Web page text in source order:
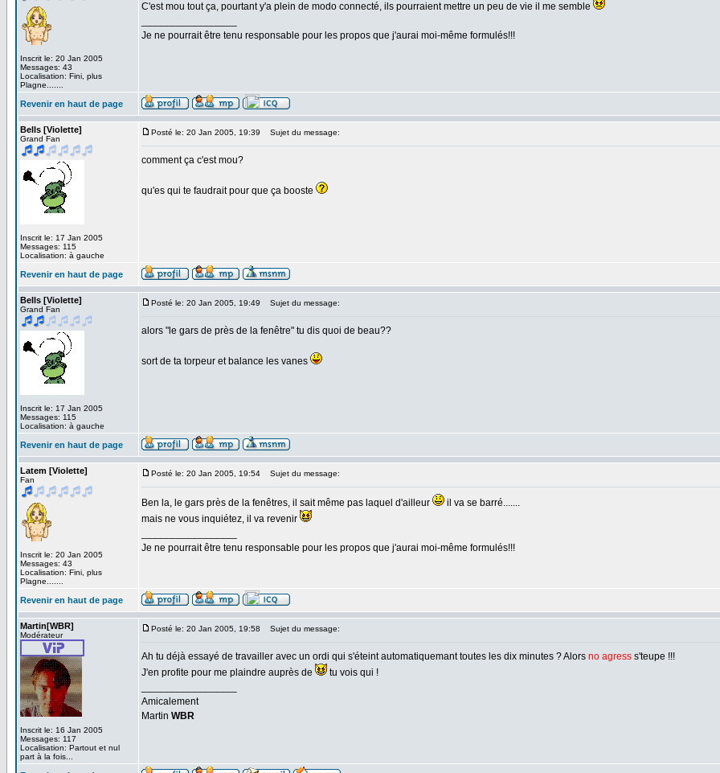
Inscrit le: 20 Jan 2005
Messages: 43
Localisation: Fini, plus
Plagne.......
C'est mou tout ça, pourtant y'a plein de modo connecté, ils pourraient mettre un peu de vie il me semble
Je ne pourrait être tenu responsable pour les propos que j'aurai moi-même formulés!!!
Revenir en haut de page
Bells [Violette]
Grand Fan
Inscrit le: 17 Jan 2005
Messages: 115
Localisation: à gauche
Posté le: 20 Jan 2005, 19:39 Sujet du message:
comment ça c'est mou?
qu'es qui te faudrait pour que ça booste
Revenir en haut de page
Bells [Violette]
Grand Fan
Inscrit le: 17 Jan 2005
Messages: 115
Localisation: à gauche
Posté le: 20 Jan 2005, 19:49 Sujet du message:
alors "le gars de près de la fenêtre" tu dis quoi de beau??
sort de ta torpeur et balance les vanes
Revenir en haut de page
Latem [Violette]
Fan
Inscrit le: 20 Jan 2005
Messages: 43
Localisation: Fini, plus
Plagne.......
Posté le: 20 Jan 2005, 19:54 Sujet du message:
Ben la, le gars près de la fenêtres, il sait même pas laquel d'ailleur
il va se barré.......
mais ne vous inquiétez, il va revenir
Je ne pourrait être tenu responsable pour les propos que j'aurai moi-même formulés!!!
Revenir en haut de page
Martin[WBR]
Modérateur
Inscrit le: 16 Jan 2005
Messages: 117
Localisation: Partout et nul
part à la fois...
Posté le: 20 Jan 2005, 19:58 Sujet du message:
Ah tu déjà essayé de travailler avec un ordi qui s'éteint automatiquemant toutes les dix minutes ? Alors no agress s'teupe !!!
J'en profite pour me plaindre auprès de
tu vois qui !
Amicalement
Martin WBR